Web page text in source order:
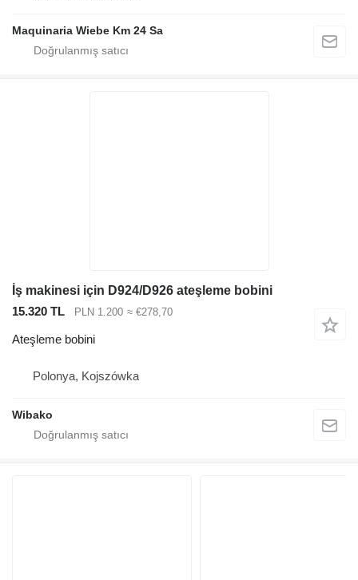
Maquinaria Wiebe Km 24 Sa
İş makinesi için D924/D926 ateşleme bobini
15.320 TL
PLN 1.200 ≈ €278,70
Ateşleme bobini
Polonya, Kojszówka
Wibako